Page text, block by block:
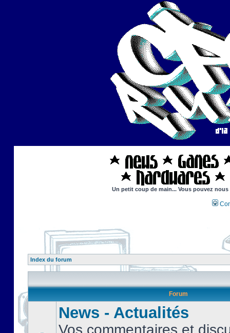
Un petit coup de main... Vous pouvez
Index du forum
Forum
News - Actualités
Vos commentaires et